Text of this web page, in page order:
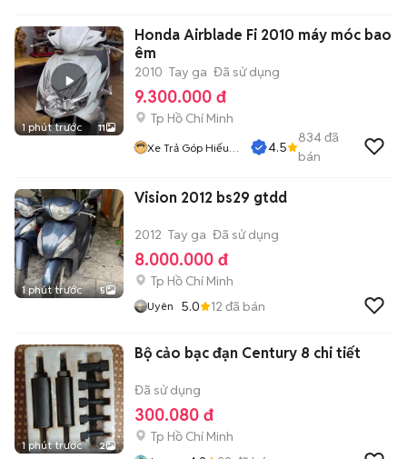
1 phút trước 11
Honda Airblade Fi 2010 máy móc bao
êm
2010 Tay ga Đã sử dụng
9.300.000 đ
Tp Hồ Chí Minh
Xe Trả Góp Hiếu
4.5
834đã
bán
1 phút trước 5
Vision 2012 bs29 gtdd
2012 Tay ga Đã sử dụng
8.000.000 đ
Tp Hồ Chí Minh
Uyên 5.0 12 đã bán
1 phút trước 2
Bộ cảo bạc đạn Century 8 chi tiết
Đã sử dụng
300.080 đ
Tp Hồ Chí Minh